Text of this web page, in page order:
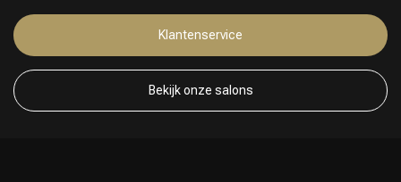
Klantenservice
Bekijk onze salons